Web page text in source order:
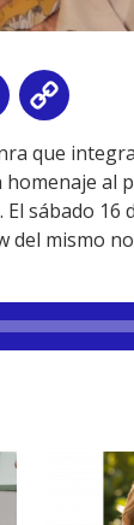
Email
Link
que
homenaje al
sábado 16
del mismo